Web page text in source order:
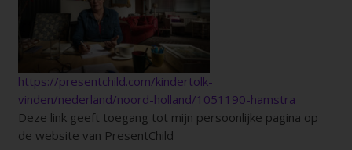
https://presentchild.com/kindertolk-
vinden/nederland/noord-holland/1051190-hamstra
Deze link geeft toegang tot mijn persoonlijke pagina op
de website van PresentChild